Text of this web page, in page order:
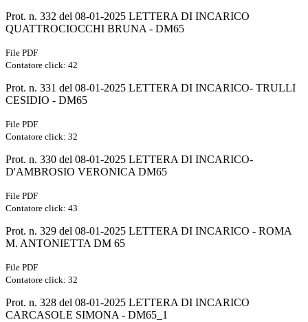
Prot. n. 332 del 08-01-2025 LETTERA DI INCARICO
QUATTROCIOCCHI BRUNA - DM65
File PDF
Contatore click: 42
Prot. n. 331 del 08-01-2025 LETTERA DI INCARICO- TRULLI
CESIDIO - DM65
File PDF
Contatore click: 32
Prot. n. 330 del 08-01-2025 LETTERA DI INCARICO-
D'AMBROSIO VERONICA DM65
File PDF
Contatore click: 43
Prot. n. 329 del 08-01-2025 LETTERA DI INCARICO - ROMA
M. ANTONIETTA DM 65
File PDF
Contatore click: 32
Prot. n. 328 del 08-01-2025 LETTERA DI INCARICO
CARCASOLE SIMONA - DM65_1